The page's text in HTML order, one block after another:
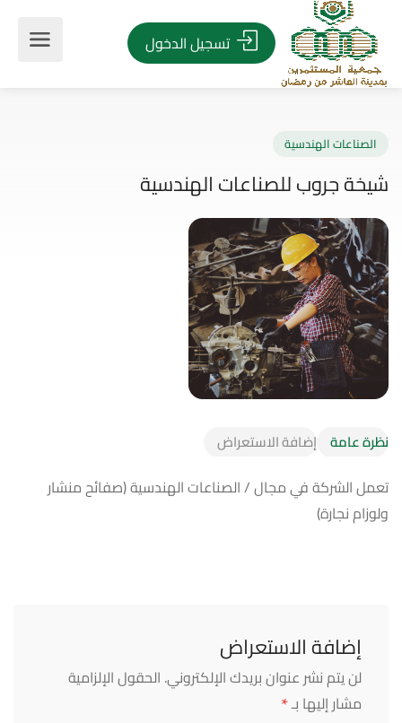
تسجيل الدخول
الهندسية
جروب للصناعات الهندسية
نظرة عامة إضافة الاستعراض
تعمل الشركة في مجال / الصناعات الهندسية (صفائح منشار
ولوزام نجارة)
إضافة الاستعراض
لن يتم نشر عنوان بريدك الإلكتروني. الحقول الإلزامية
مشار إليها بـ*